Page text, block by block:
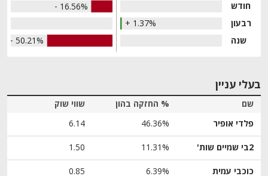
- 16.56%
+ 1.37%
- 50.21% שנה
רבעון
חודש
בעלי עניין
שם % החזקה בהון
שווי שוק
פלדי אופיר
46.36%
6.14
2בי שמיים שות' 11.31%
1.50
כוכבי עמית 6.39%
0.85